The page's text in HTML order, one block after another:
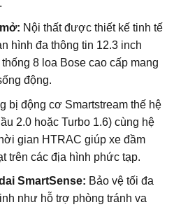
Nội thất được thiết kế tinh tế
hình đa thông tin 12.3 inch
8 loa Bose cao cấp mang
động.
bị động cơ Smartstream thế hệ
2.0 hoặc Turbo 1.6) cùng hệ
gian HTRAC giúp xe đầm
trên các địa hình phức tạp.
SmartSense: Bảo vệ tối đa
như hỗ trợ phòng tránh va